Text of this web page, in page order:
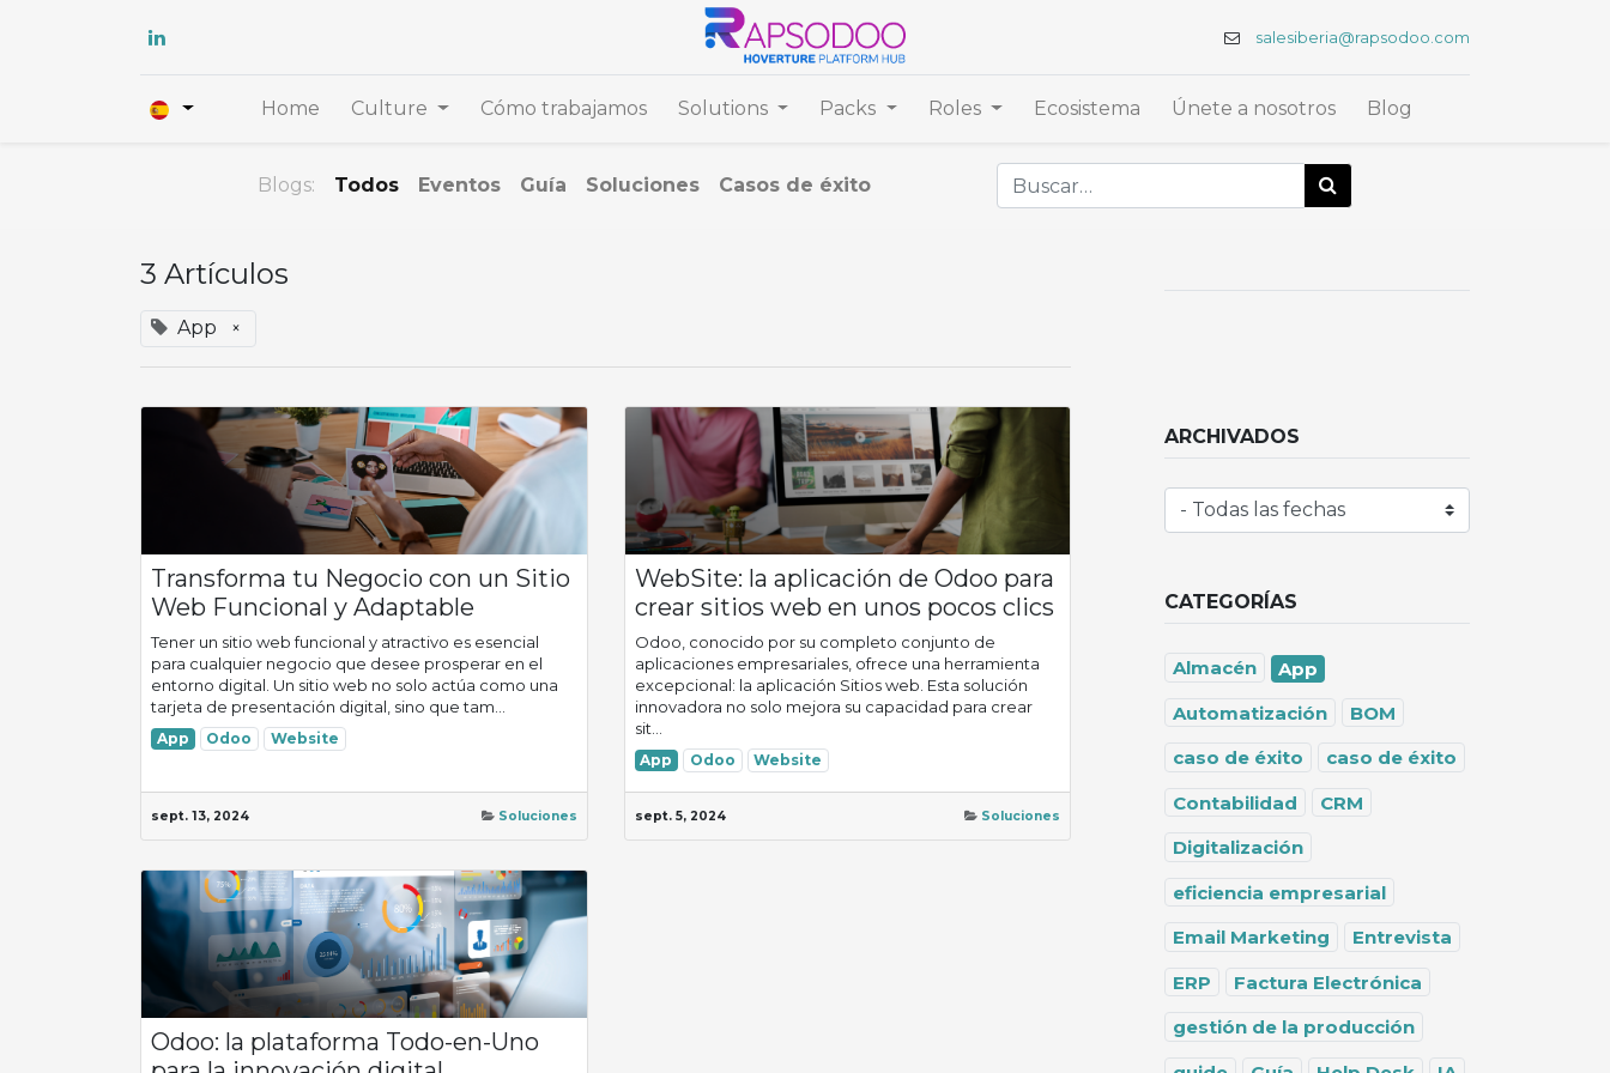
salesiberia@rapsodoo.com
Home Culture Cómo trabajamos Solutions Packs Roles Ecosistema Únete a nosotros Blog
Blogs: Todos Eventos Guía Soluciones Casos de éxito
3 Artículos
App ×
Transforma tu Negocio con un Sitio
Web Funcional y Adaptable
Tener un sitio web funcional y atractivo es esencial
para cualquier negocio que desee prosperar en el
entorno digital. Un sitio web no solo actúa como una
tarjeta de presentación digital, sino que tam...
App Odoo Website
sept. 13, 2024 Soluciones
WebSite: la aplicación de Odoo para
crear sitios web en unos pocos clics
Odoo, conocido por su completo conjunto de
aplicaciones empresariales, ofrece una herramienta
excepcional: la aplicación Sitios web. Esta solución
innovadora no solo mejora su capacidad para crear
sit...
App Odoo Website
sept. 5, 2024 Soluciones
Odoo: la plataforma Todo-en-Uno
ARCHIVADOS
CATEGORÍAS
Almacén
App
Automatización
BOM
caso de éxito
caso de éxito
Contabilidad
CRM
Digitalización
eficiencia empresarial
Email Marketing
Entrevista
ERP
Factura Electrónica
gestión de la producción